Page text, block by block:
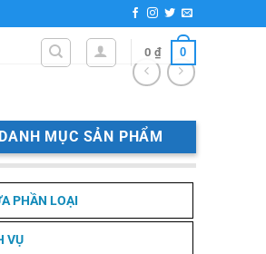
0 ₫ 0
DANH MỤC SẢN PHẨM
PHẦN LOẠI
VỤ